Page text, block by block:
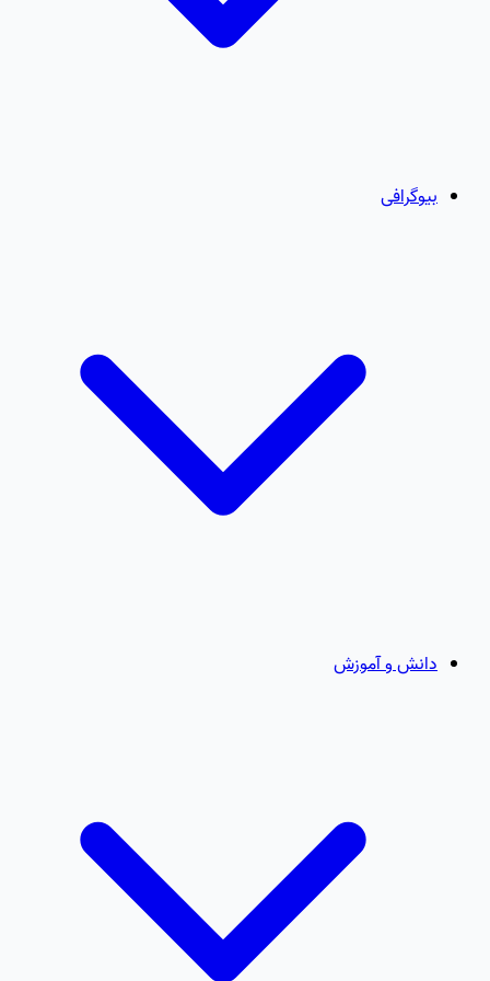
بیوگرافی
دانش و آموزش